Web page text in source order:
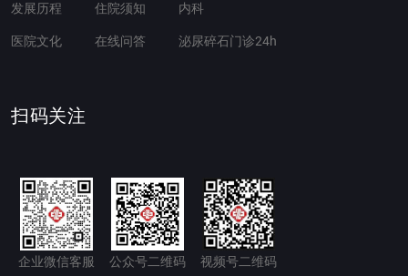
发展历程
医院文化
住院须知
在线问答
内科
泌尿碎石门诊24h
扫码关注
企业微信客服 公众号二维码 视频号二维码